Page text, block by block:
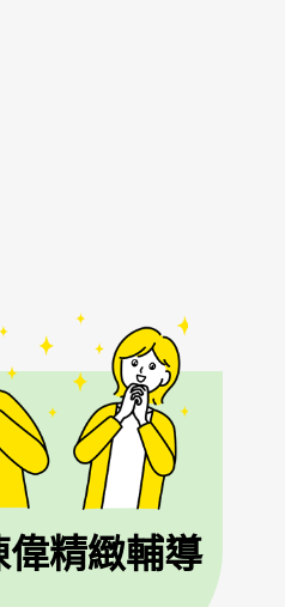
精緻輔導